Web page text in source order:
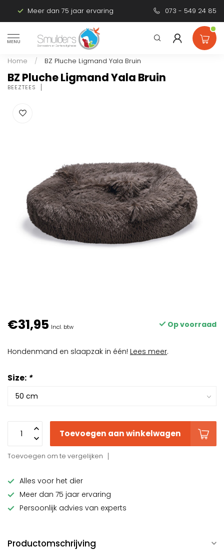
Meer dan 75 jaar ervaring Persoonlijk
073 - 549 24 85
MENU
Home / BZ Pluche Ligmand Yala Bruin
BZ Pluche Ligmand Yala Bruin
BEEZTEES
€31,95 Incl. btw Op voorraad
Hondenmand en slaapzak in één! Lees meer.
Size: *
Toevoegen aan winkelwagen
Toevoegen om te vergelijken
Alles voor het dier
Meer dan 75 jaar ervaring
Persoonlijk advies van experts
Productomschrijving